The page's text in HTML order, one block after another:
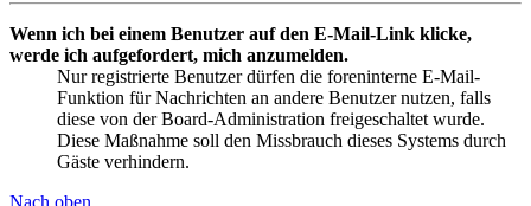
Wenn ich bei einem Benutzer auf den E-Mail-Link klicke,
werde ich aufgefordert, mich anzumelden.
Nur registrierte Benutzer dürfen die foreninterne E-Mail-
Funktion für Nachrichten an andere Benutzer nutzen, falls
diese von der Board-Administration freigeschaltet wurde.
Diese Maßnahme soll den Missbrauch dieses Systems durch
Gäste verhindern.
Nach oben